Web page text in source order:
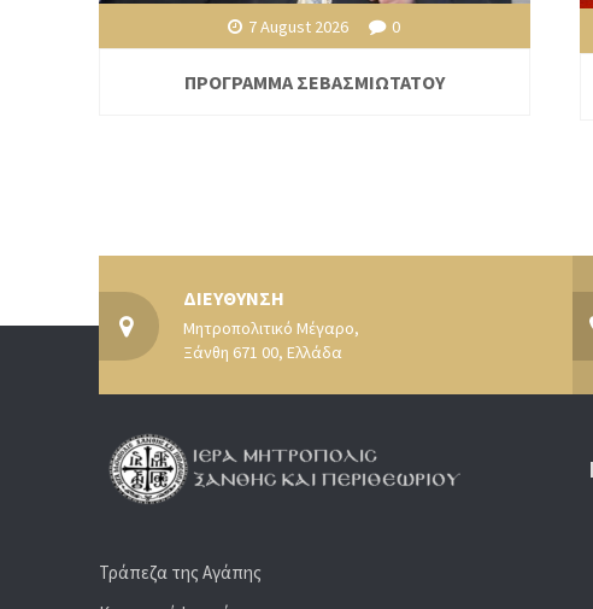
7 August 2026 0
ΠΡΟΓΡΑΜΜΑ ΣΕΒΑΣΜΙΩΤΑΤΟΥ
ΔΙΕΥΘΥΝΣΗ
Μητροπολιτικό Μέγαρο,
Ξάνθη 671 00, Ελλάδα
Τράπεζα της Αγάπης